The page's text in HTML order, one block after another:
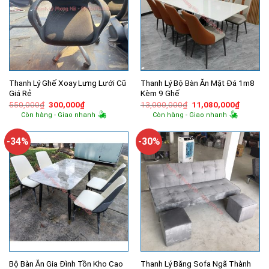
Thanh Lý Ghế Xoay Lưng Lưới Cũ
Giá Rẻ
550,000₫ Giá
gốc
là:
300,000₫Giá
hiện
tại
300,000₫.
Còn hàng - Giao nhanh
Thanh Lý Bộ Bàn Ăn Mặt Đá 1m8
Kèm 9 Ghế
13,000,000₫ Giá
gốc
là:
11,080,000₫Giá
hiện
Còn hàng - Giao nhanh
-34%
Bộ Bàn Ăn Gia Đình Tồn Kho Cao
-30%
Thanh Lý Băng Sofa Ngã Thành